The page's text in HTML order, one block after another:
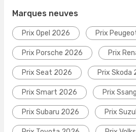
Marques neuves
Prix Opel 2026 Prix
Prix Porsche 2026 Prix
Prix Seat 2026 Prix Skoda
Prix Smart 2026 Prix
Prix Subaru 2026 Prix